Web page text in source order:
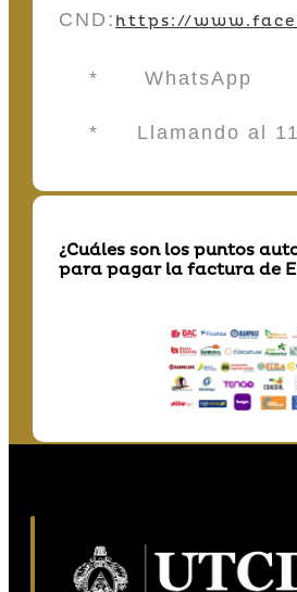
CND: https://
* WhatsApp
* Llamando al
¿Cuáles son los puntos
para pagar la factura de